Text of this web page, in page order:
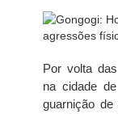
Por volta
na cidade
guarnição